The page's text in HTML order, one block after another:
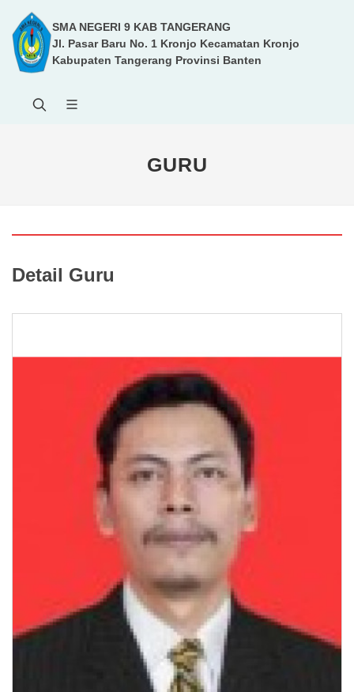
SMA NEGERI 9 KAB TANGERANG
Jl. Pasar Baru No. 1 Kronjo Kecamatan Kronjo
Kabupaten Tangerang Provinsi Banten
GURU
Detail Guru